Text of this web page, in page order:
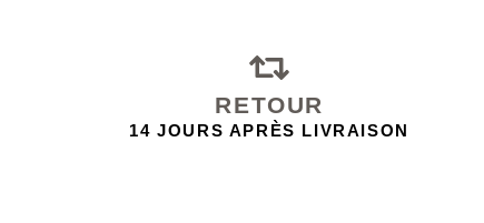
RETOUR
14 JOURS APRÈS LIVRAISON